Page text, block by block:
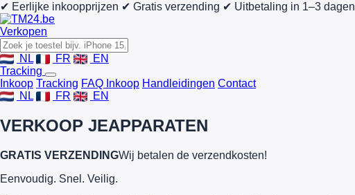
✔ Eerlijke inkoopprijzen ✔ Gratis verzending ✔ Uitbetaling in 1–3 dagen
Verkopen
NL FR
EN
Tracking
Inkoop Tracking FAQ Inkoop Handleidingen Contact
NL
FR EN
VERKOOP JEAPPARATEN
GRATIS VERZENDINGWij betalen de verzendkosten!
Eenvoudig. Snel. Veilig.